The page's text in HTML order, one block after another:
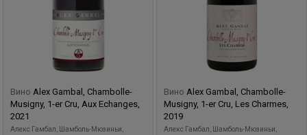
Вино Alex Gambal, Chambolle-
Musigny, 1-er Cru, Aux Echanges,
2021
Алекс Гамбал, Шамболь-Мюзиньи,
Вино Alex Gambal, Chambolle-
Musigny, 1-er Cru, Les Charmes,
2019
Алекс Гамбал, Шамболь-Мюзиньи,